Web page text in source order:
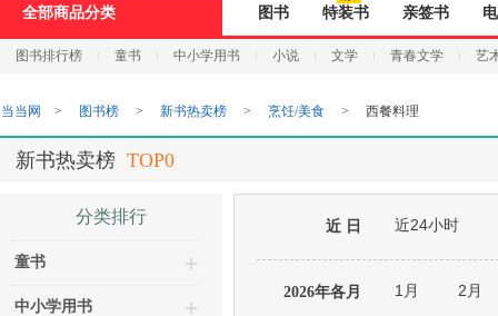
页
加
全部商品分类 图书 特装书 亲签书
图书排行榜 童书 中小学用书 小说 文学 青春文学 艺
当当网 > 图书榜 > 新书热卖榜 > 烹饪/美食 > 西餐料理
新书热卖榜 TOP0
分类排行
童书
中小学用书
近 日 近24小时
2026年各月 1月 2月